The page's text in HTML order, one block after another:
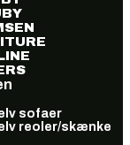
sofaer
reoler/skænke